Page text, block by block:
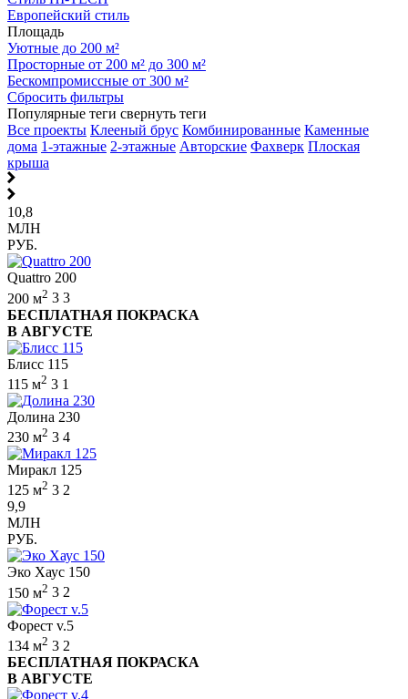
Европейский стиль
Площадь
Уютные до 200 м²
Просторные от 200 м² до 300 м²
Бескомпромиссные от 300 м²
Сбросить фильтры
Популярные теги свернуть теги
Все проекты Клееный брус Комбинированные Каменные
дома 1-этажные 2-этажные Авторские Фахверк Плоская
крыша
10,8
МЛН
РУБ.
Quattro 200
200 м2 3 3
БЕСПЛАТНАЯ ПОКРАСКА
В АВГУСТЕ
Блисс 115
115 м2 3 1
Долина 230
230 м2 3 4
Миракл 125
125 м2 3 2
9,9
МЛН
РУБ.
Эко Хаус 150
150 м2 3 2
Форест v.5
134 м2 3 2
БЕСПЛАТНАЯ ПОКРАСКА
В АВГУСТЕ